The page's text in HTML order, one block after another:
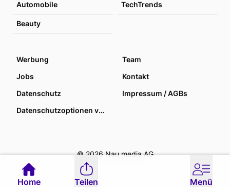
Automobile TechTrends
Beauty
Werbung
Team
Jobs
Kontakt
Datenschutz
Impressum / AGBs
Datenschutzoptionen verwalten
© 2026 Nau media AG
Home Teilen Menü